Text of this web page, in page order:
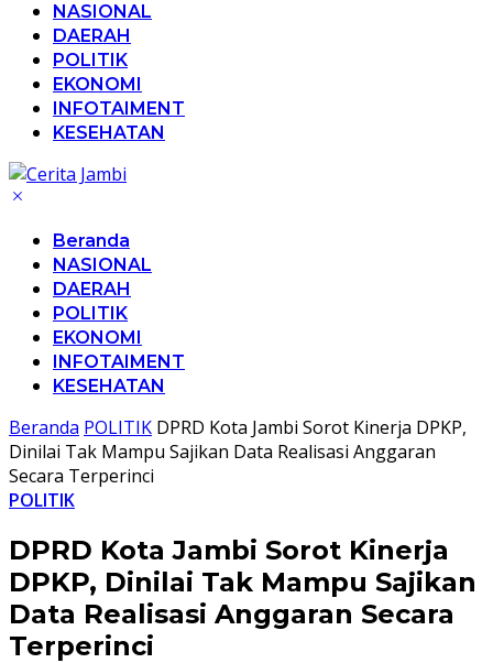
NASIONAL
DAERAH
POLITIK
EKONOMI
INFOTAIMENT
KESEHATAN
Beranda
NASIONAL
DAERAH
POLITIK
EKONOMI
INFOTAIMENT
KESEHATAN
Beranda POLITIK DPRD Kota Jambi Sorot Kinerja DPKP,
Dinilai Tak Mampu Sajikan Data Realisasi Anggaran
Secara Terperinci
POLITIK
DPRD Kota Jambi Sorot Kinerja
DPKP, Dinilai Tak Mampu Sajikan
Data Realisasi Anggaran Secara
Terperinci